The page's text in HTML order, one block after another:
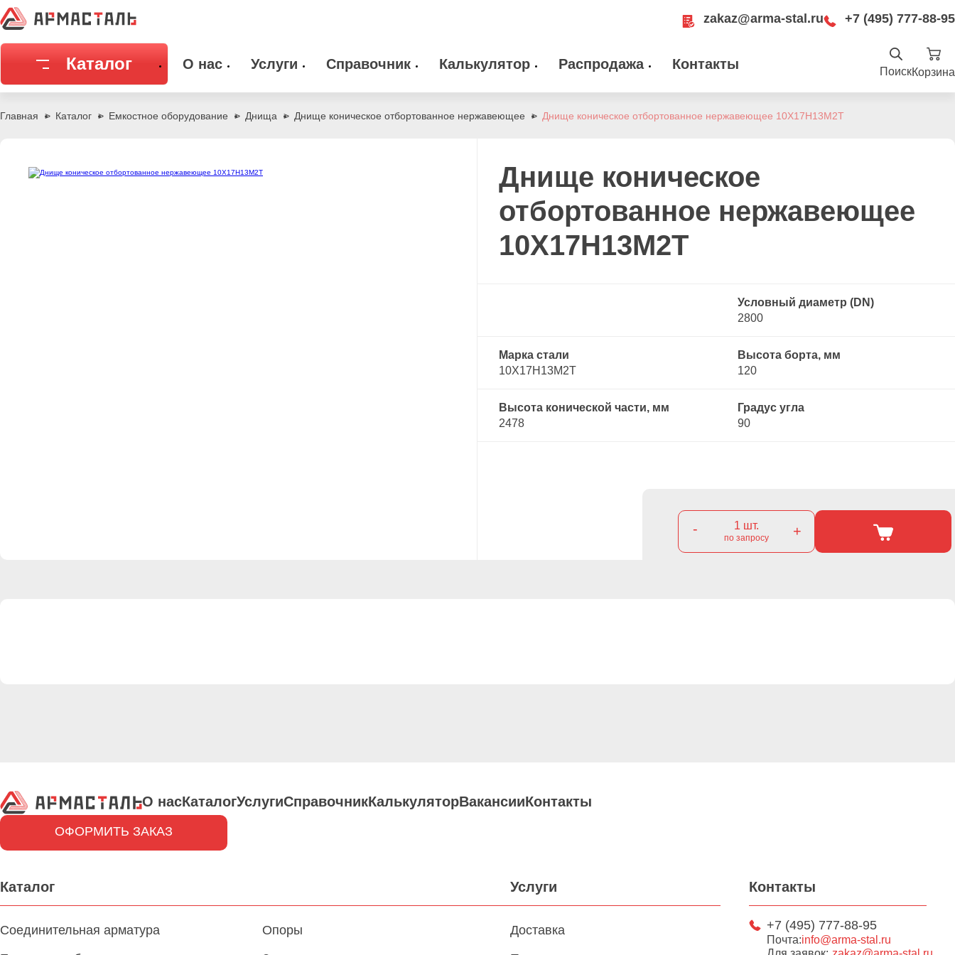
zakaz@arma-stal.ru +7 (495) 777-88-95
Каталог
Сварочные материалы
О нас Услуги Справочник Калькулятор Распродажа Контакты
zakaz@arma-stal.ru
ПоискКорзина
Главная Каталог Емкостное оборудование Днища Днище коническое отбортованное нержавеющее Днище коническое отбортованное нержавеющее 10Х17Н13М2Т
Днище коническое
отбортованное нержавеющее
10Х17Н13М2Т
Условный диаметр (DN)
2800
Марка стали
10Х17Н13М2Т
Высота борта, мм
120
Высота конической части, мм
2478
Градус угла
90
- 1 шт.
по запросу +
О насКаталогУслугиСправочникКалькуляторВакансииКонтакты
ОФОРМИТЬ ЗАКАЗ
Каталог
Соединительная арматура
Опоры
Услуги
Доставка
Контакты
+7 (495) 777-88-95
Почта:info@arma-stal.ru